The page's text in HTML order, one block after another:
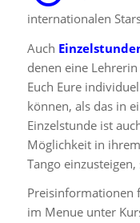
internationalen
Auch
denen eine
Euch Eure
können, als das in
Einzelstunde ist
Möglichkeit in
Tango
Preisinformationen
im Menue unter